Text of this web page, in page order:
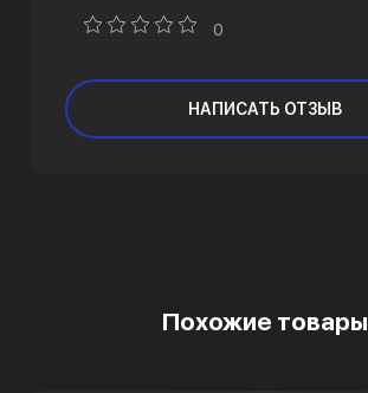
0
НАПИСАТЬ ОТЗЫВ
Похожие товары